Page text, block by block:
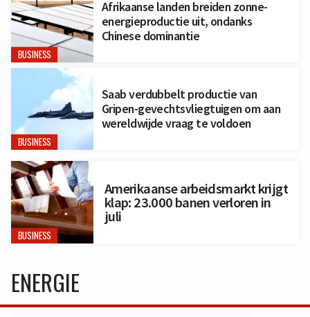
BUSINESS
Afrikaanse landen breiden zonne-
energieproductie uit, ondanks
Chinese dominantie
BUSINESS
Saab verdubbelt productie van
Gripen-gevechtsvliegtuigen om aan
wereldwijde vraag te voldoen
BUSINESS
Amerikaanse arbeidsmarkt krijgt
klap: 23.000 banen verloren in
juli
ENERGIE